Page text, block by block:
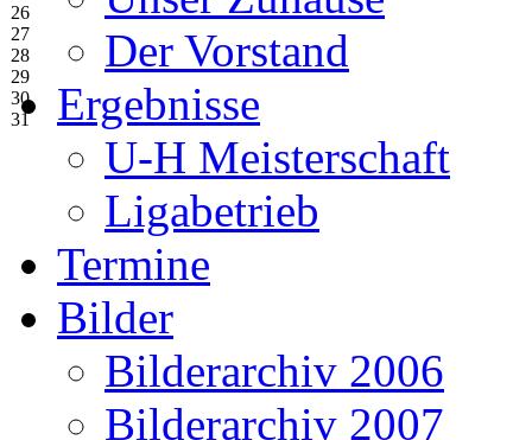
26
27
28
29
30
31
Der Vorstand
Ergebnisse
U-H Meisterschaft
Ligabetrieb
Termine
Bilder
Bilderarchiv 2006
Bilderarchiv 2007